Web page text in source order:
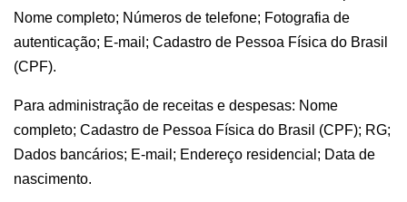
Nome completo; Números de telefone; Fotografia de
autenticação; E-mail; Cadastro de Pessoa Física do Brasil
(CPF).
Para administração de receitas e despesas: Nome
completo; Cadastro de Pessoa Física do Brasil (CPF); RG;
Dados bancários; E-mail; Endereço residencial; Data de
nascimento.